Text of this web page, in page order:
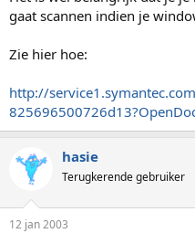
gaat scannen indien je
Zie hier hoe:
http://
hasie
Terugkerende gebruiker
12 jan 2003